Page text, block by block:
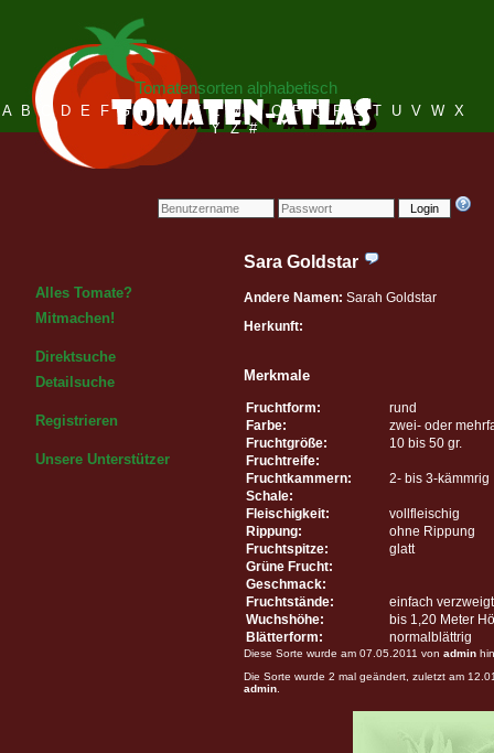
Login
Tomatensorten alphabetisch
A B C D E F G H I J K L M N O P Q R S T U V W X
Y Z #
Alles Tomate?
Mitmachen!
Direktsuche
Detailsuche
Registrieren
Unsere Unterstützer
Sara Goldstar
Andere Namen: Sarah Goldstar
Herkunft:
Merkmale
Fruchtform:
rund
Farbe:
zwei- oder
Fruchtgröße:
10 bis 50 gr.
Fruchtreife:
Fruchtkammern:
2- bis 3-kämmrig
Schale:
Fleischigkeit:
vollfleischig
Rippung:
ohne Rippung
Fruchtspitze:
glatt
Grüne Frucht:
Geschmack:
Fruchtstände:
einfach verzweigt
Wuchshöhe:
bis 1,20 Meter
Blätterform:
normalblättrig
Diese Sorte wurde am 07.05.2011 von admin
Die Sorte wurde 2 mal geändert, zuletzt am
admin